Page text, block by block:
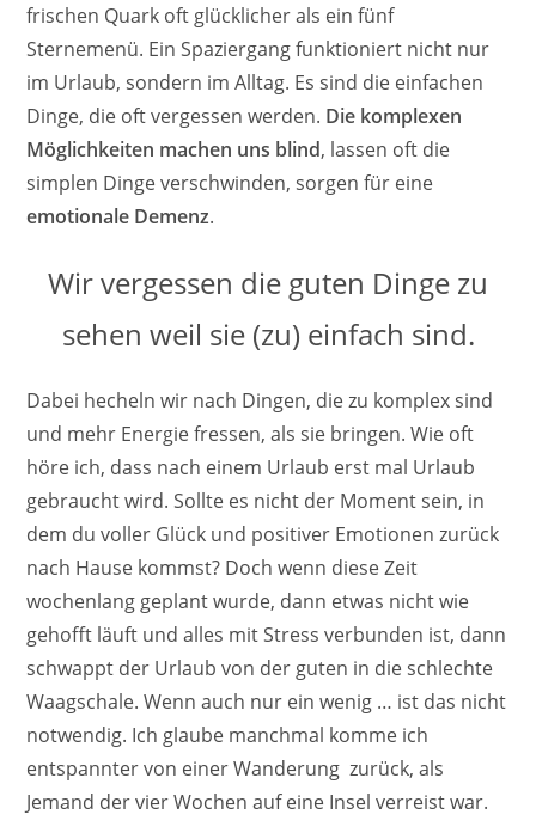
frischen Quark oft glücklicher als ein fünf
Sternemenü. Ein Spaziergang funktioniert nicht nur
im Urlaub, sondern im Alltag. Es sind die einfachen
Dinge, die oft vergessen werden. Die komplexen
Möglichkeiten machen uns blind, lassen oft die
simplen Dinge verschwinden, sorgen für eine
emotionale Demenz.
Wir vergessen die guten Dinge zu
sehen weil sie (zu) einfach sind.
Dabei hecheln wir nach Dingen, die zu komplex sind
und mehr Energie fressen, als sie bringen. Wie oft
höre ich, dass nach einem Urlaub erst mal Urlaub
gebraucht wird. Sollte es nicht der Moment sein, in
dem du voller Glück und positiver Emotionen zurück
nach Hause kommst? Doch wenn diese Zeit
wochenlang geplant wurde, dann etwas nicht wie
gehofft läuft und alles mit Stress verbunden ist, dann
schwappt der Urlaub von der guten in die schlechte
Waagschale. Wenn auch nur ein wenig … ist das nicht
notwendig. Ich glaube manchmal komme ich
entspannter von einer Wanderung zurück, als
Jemand der vier Wochen auf eine Insel verreist war.